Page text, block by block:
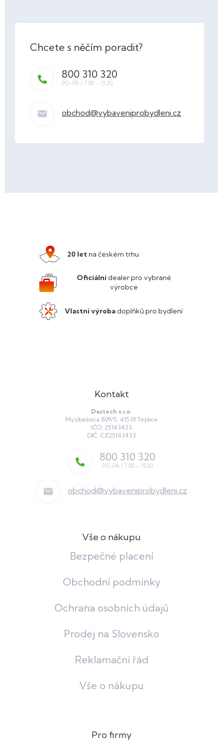
obchod@vybaveniprobydleni.cz
800 310 320
20 letna českém trhu
Oficiálnídealer pro vybrané
výrobce
Vlastní výrobadoplňků pro bydlení
Kontakt
Dastech s.r.o.
Myslbekova 809/5, 415 01 Teplice
IČO: 25143433
DIČ: CZ25143433
obchod@vybaveniprobydleni.cz
800 310 320
Vše o nákupu
Bezpečné placení
Obchodní podmínky
Ochrana osobních údajů
Prodej na Slovensko
Reklamační řád
Vše o nákupu
Pro firmy